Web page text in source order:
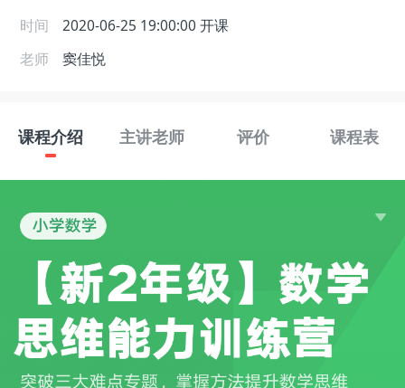
时间 2020-06-25 19:00:00 开课
老师
窦佳悦
课程介绍 主讲老师 评价 课程表